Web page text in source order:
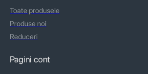
Toate produsele
Produse noi
Reduceri
Pagini cont